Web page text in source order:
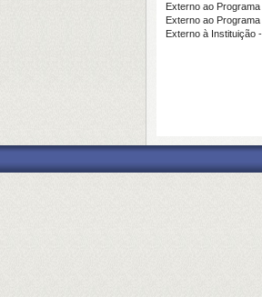
Externo ao
Externo ao
Externo à Instituição